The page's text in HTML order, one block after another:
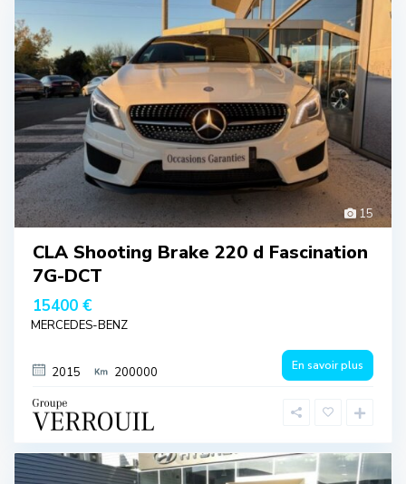
15
CLA Shooting Brake 220 d Fascination
7G-DCT
15400 €
MERCEDES-BENZ
2015 200000 En savoir plus